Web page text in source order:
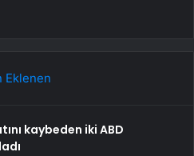
Eklenen
kaybeden iki ABD